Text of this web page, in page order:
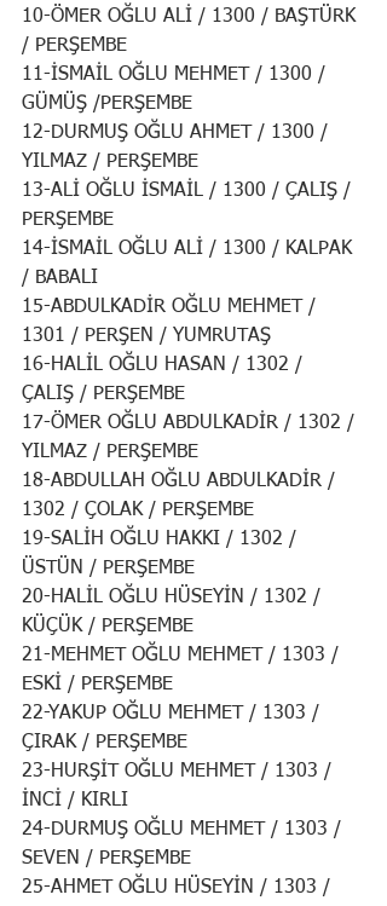
10-ÖMER OĞLU ALİ / 1300 / BAŞTÜRK
/ PERŞEMBE
11-İSMAİL OĞLU MEHMET / 1300 /
GÜMÜŞ /PERŞEMBE
12-DURMUŞ OĞLU AHMET / 1300 /
YILMAZ / PERŞEMBE
13-ALİ OĞLU İSMAİL / 1300 / ÇALIŞ /
PERŞEMBE
14-İSMAİL OĞLU ALİ / 1300 / KALPAK
/ BABALI
15-ABDULKADİR OĞLU MEHMET /
1301 / PERŞEN / YUMRUTAŞ
16-HALİL OĞLU HASAN / 1302 /
ÇALIŞ / PERŞEMBE
17-ÖMER OĞLU ABDULKADİR / 1302 /
YILMAZ / PERŞEMBE
18-ABDULLAH OĞLU ABDULKADİR /
1302 / ÇOLAK / PERŞEMBE
19-SALİH OĞLU HAKKI / 1302 /
ÜSTÜN / PERŞEMBE
20-HALİL OĞLU HÜSEYİN / 1302 /
KÜÇÜK / PERŞEMBE
21-MEHMET OĞLU MEHMET / 1303 /
ESKİ / PERŞEMBE
22-YAKUP OĞLU MEHMET / 1303 /
ÇIRAK / PERŞEMBE
23-HURŞİT OĞLU MEHMET / 1303 /
İNCİ / KIRLI
24-DURMUŞ OĞLU MEHMET / 1303 /
SEVEN / PERŞEMBE
25-AHMET OĞLU HÜSEYİN / 1303 /